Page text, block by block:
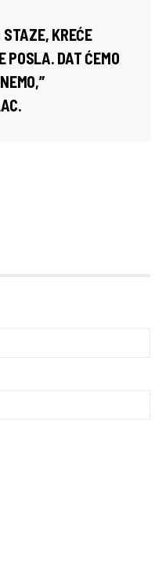
STAZE, KREĆE
POSLA. DAT ĆEMO